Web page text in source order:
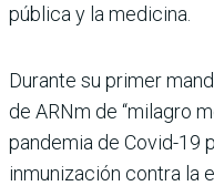
pública y la medicina.
Durante su primer
de ARNm de “milagro
pandemia de Covid-19
inmunización contra la